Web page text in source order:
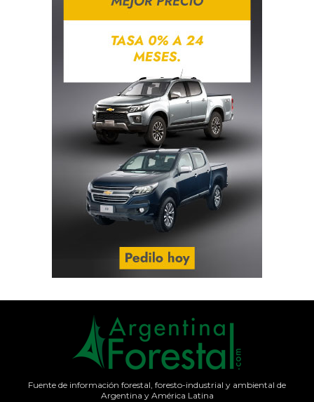
Fuente de información forestal, foresto-industrial y ambiental de
Argentina y América Latina